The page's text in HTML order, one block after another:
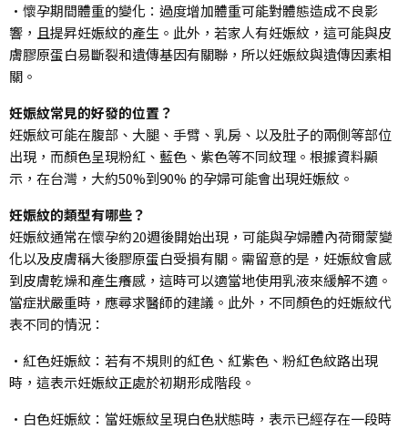
•懷孕期間體重的變化：過度增加體重可能對體態造成不良影
響，且提昇妊娠紋的產生。此外，若家人有妊娠紋，這可能與皮
膚膠原蛋白易斷裂和遺傳基因有關聯，所以妊娠紋與遺傳因素相
關。
妊娠紋常見的好發的位置？
妊娠紋可能在腹部、大腿、手臂、乳房、以及肚子的兩側等部位
出現，而顏色呈現粉紅、藍色、紫色等不同紋理。根據資料顯
示，在台灣，大約50%到90% 的孕婦可能會出現妊娠紋。
妊娠紋的類型有哪些？
妊娠紋通常在懷孕約20週後開始出現，可能與孕婦體內荷爾蒙變
化以及皮膚稱大後膠原蛋白受損有關。需留意的是，妊娠紋會感
到皮膚乾燥和產生癢感，這時可以適當地使用乳液來緩解不適。
當症狀嚴重時，應尋求醫師的建議。此外，不同顏色的妊娠紋代
表不同的情況：
•紅色妊娠紋：若有不規則的紅色、紅紫色、粉紅色紋路出現
時，這表示妊娠紋正處於初期形成階段。
•白色妊娠紋：當妊娠紋呈現白色狀態時，表示已經存在一段時